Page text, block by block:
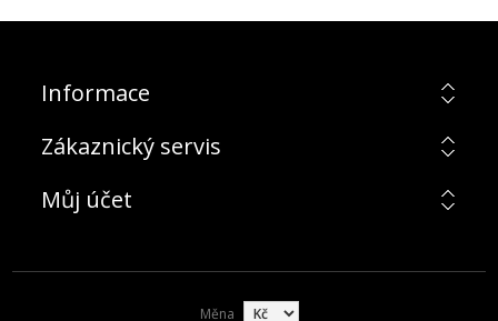
Informace
Zákaznický servis
Můj účet
Měna